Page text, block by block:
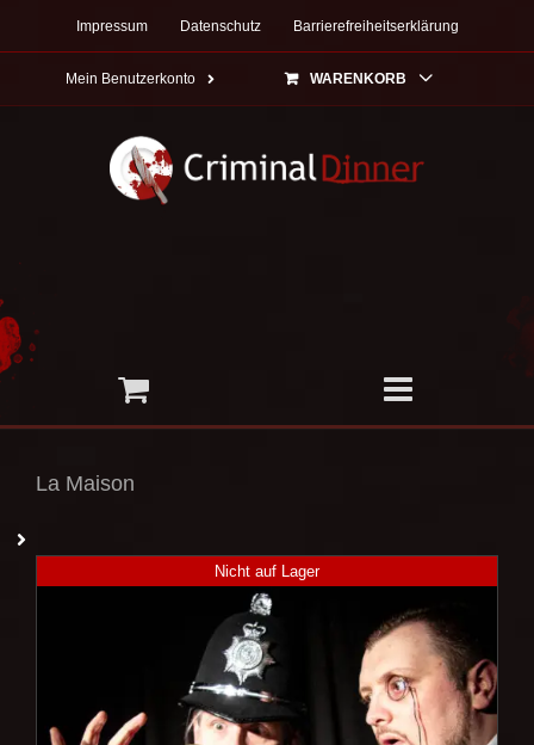
Impressum Datenschutz Barrierefreiheitserklärung
Mein Benutzerkonto WARENKORB
La Maison
Nicht auf Lager